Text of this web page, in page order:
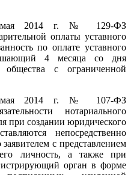
мая 2014 г. № 129-ФЗ
оплаты уставного
по оплате уставного
4 месяца со дня
общества с ограниченной
мая 2014 г. № 107-ФЗ
нотариального
при создании юридического
непосредственно
с представлением
личность, а также при
орган в форме